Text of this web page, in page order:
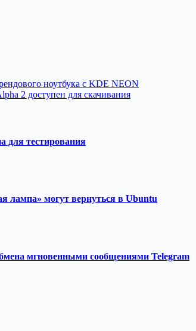
ноутбука с KDE NEON
2 доступен для скачивания
для тестирования
лампа» могут вернуться в Ubuntu
мгновенными сообщениями Telegram